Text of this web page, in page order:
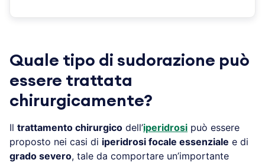
Quale tipo di sudorazione può
essere trattata
chirurgicamente?
Il trattamento chirurgico dell’iperidrosi può essere
proposto nei casi di iperidrosi focale essenziale e di
grado severo, tale da comportare un’importante